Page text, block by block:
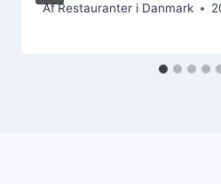
AfRestauranter i Danmark